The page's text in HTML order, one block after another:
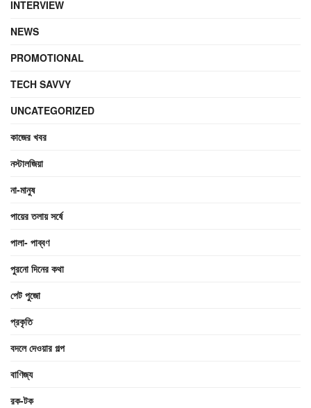
INTERVIEW
NEWS
PROMOTIONAL
TECH SAVVY
UNCATEGORIZED
কাজের খবর
নস্টালজিয়া
না-মানুষ
পায়ের তলায় সর্ষে
পালা- পাব্বণ
পুরনো দিনের কথা
পেট পুজো
প্রকৃতি
বদলে দেওয়ার গল্প
বাণিজ্য
রক-টক